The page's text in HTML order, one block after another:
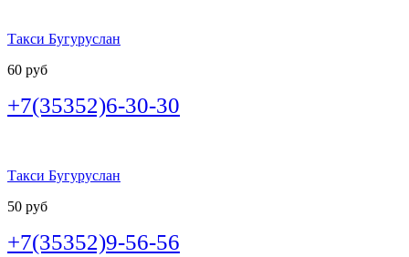
Такси Бугуруслан
60 руб
+7(35352)6-30-30
Такси Бугуруслан
50 руб
+7(35352)9-56-56